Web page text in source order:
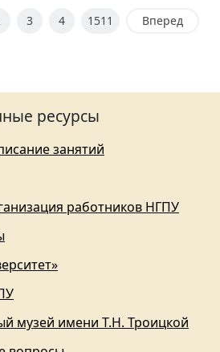
3 4 1511 Вперед
ресурсы
занятий
работников НГПУ
музей имени Т.Н. Троицкой